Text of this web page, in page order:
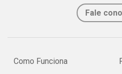
Fale
Como Funciona